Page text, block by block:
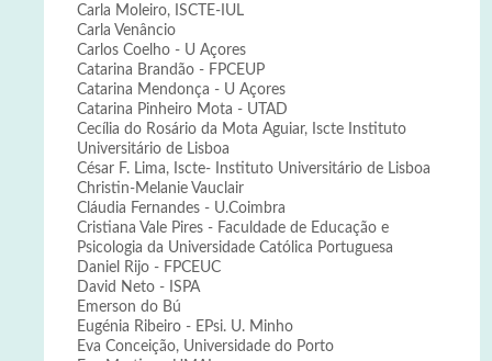
Carla Moleiro, ISCTE-IUL
Carla Venâncio
Carlos Coelho - U Açores
Catarina Brandão - FPCEUP
Catarina Mendonça - U Açores
Catarina Pinheiro Mota - UTAD
Cecília do Rosário da Mota Aguiar, Iscte Instituto
Universitário de Lisboa
César F. Lima, Iscte- Instituto Universitário de Lisboa
Christin-Melanie Vauclair
Cláudia Fernandes - U.Coimbra
Cristiana Vale Pires - Faculdade de Educação e
Psicologia da Universidade Católica Portuguesa
Daniel Rijo - FPCEUC
David Neto - ISPA
Emerson do Bú
Eugénia Ribeiro - EPsi. U. Minho
Eva Conceição, Universidade do Porto